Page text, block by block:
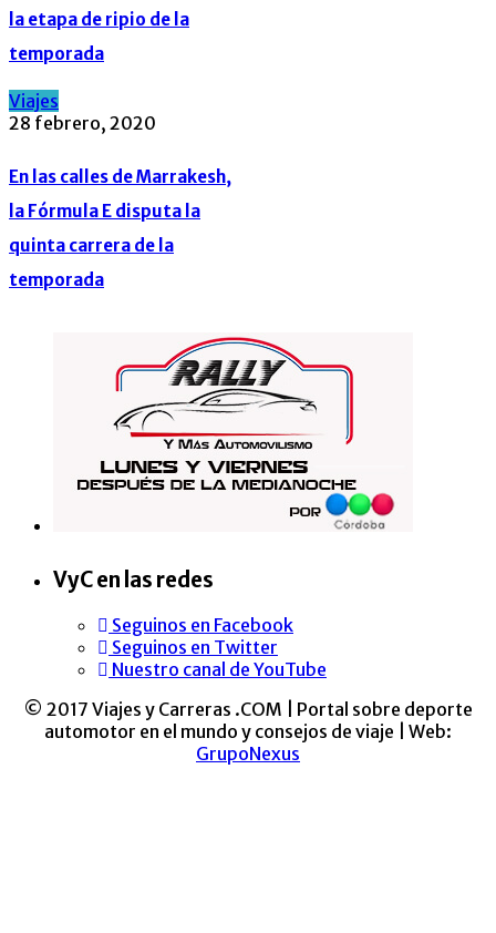
la etapa de ripio de la
temporada
Viajes
28 febrero, 2020
En las calles de Marrakesh,
la Fórmula E disputa la
quinta carrera de la
temporada
VyC en las redes
Seguinos en Facebook
Seguinos en Twitter
Nuestro canal de YouTube
© 2017 Viajes y Carreras .COM | Portal sobre deporte
automotor en el mundo y consejos de viaje | Web:
GrupoNexus